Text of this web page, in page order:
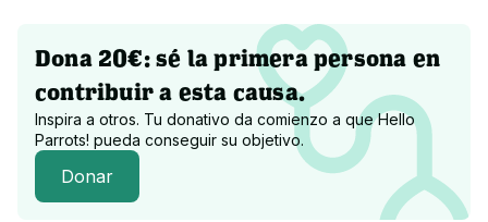
Dona 20€: sé la primera persona en
contribuir a esta causa.
Inspira a otros. Tu donativo da comienzo a queHello
Parrots! pueda conseguir su objetivo.
Donar